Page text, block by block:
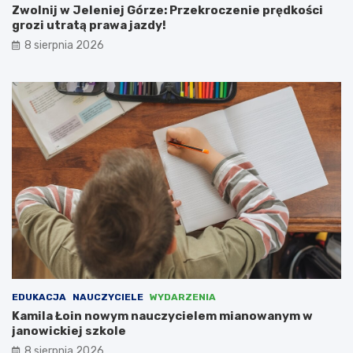
o
z
o
w
m
Z
a
k
ą
t
k
u
–
r
o
i
c
e
m
u
a
z
b
u
o
w
a
ć
c
e
n
t
r
u
m
c
h
i
t
e
Zwolnij w Jeleniej Górze: Przekroczenie prędkości
grozi utratą prawa jazdy!
8 sierpnia 2026
EDUKACJA NAUCZYCIELE WYDARZENIA
Kamila Łoin nowym nauczycielem mianowanym w
janowickiej szkole